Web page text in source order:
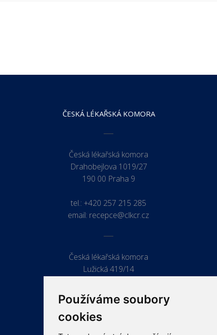
Používáme soubory
cookies
ČESKÁ LÉKAŘSKÁ KOMORA
Česká lékařská komora
Drahobejlova 1019/27
190 00 Praha 9
tel.: +420 257 215 285
email: recepce@clkcr.cz
Česká lékařská komora
Lužická 419/14